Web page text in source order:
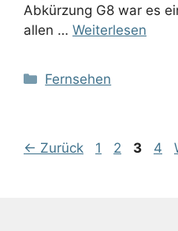
Abkürzung G8 war es
allen … Weiterlesen
Kategorien
Fernsehen
← Zurück Seite
1 Seite
2 Seite
3 4